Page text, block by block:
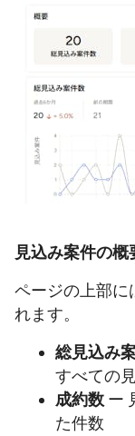
見込み案件の概
ページの上部に
れます。
総見込み
すべての
成約数 ー
た件数